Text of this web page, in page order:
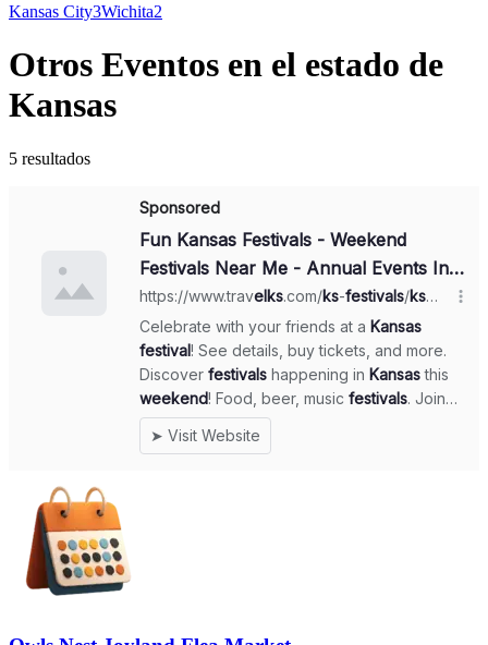
Kansas City3Wichita2
Otros Eventos en el estado de
Kansas
5 resultados